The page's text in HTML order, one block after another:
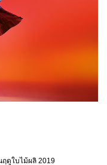
ดูใบไม้ผลิ 2019